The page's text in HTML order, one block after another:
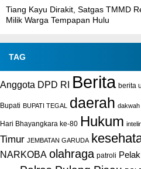
Tiang Kayu Dirakit, Satgas TMMD
Milik Warga Tempapan Hulu
TAG
Anggota DPD RI Berita berita
Bupati BUPATI TEGAL daerah dakwah
Hari Bhayangkara ke-80 Hukum
Timur JEMBATAN GARUDA
NARKOBA olahraga patroli